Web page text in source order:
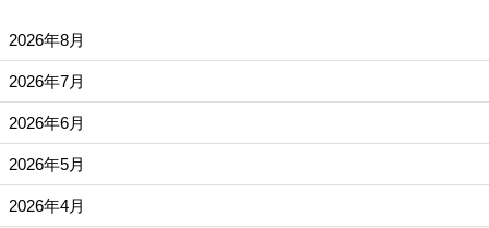
2026年8月
2026年7月
2026年6月
2026年5月
2026年4月